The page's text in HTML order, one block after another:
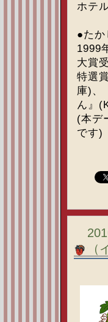
ホテ
●た
1999
大賞
特選
庫)、
ん』
(本デ
です)
（